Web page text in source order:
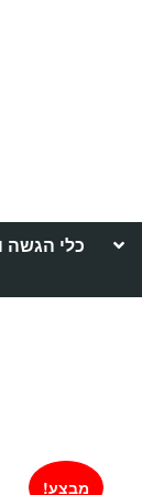
כלי הגשה
מבצע!